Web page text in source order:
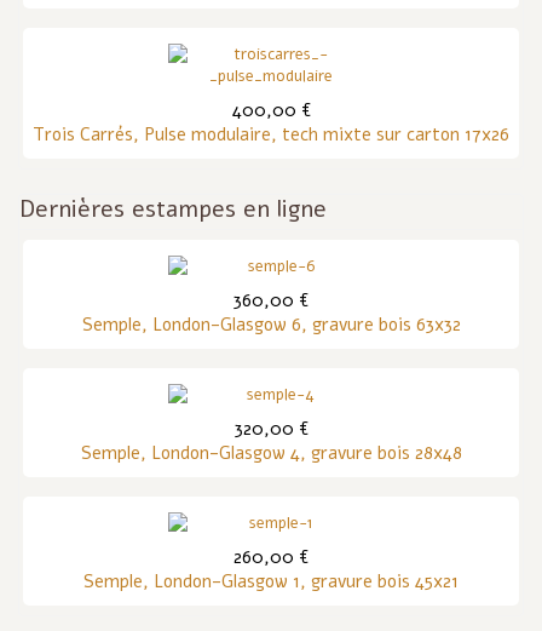
400,00 €
Trois Carrés, Pulse modulaire, tech mixte sur carton 17x26
Dernières estampes en ligne
360,00 €
Semple, London-Glasgow 6, gravure bois 63x32
320,00 €
Semple, London-Glasgow 4, gravure bois 28x48
260,00 €
Semple, London-Glasgow 1, gravure bois 45x21